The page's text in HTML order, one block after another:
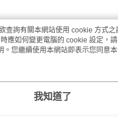
查詢有關本網站使用 cookie 方式之
應如何變更電腦的 cookie 設定，
。您繼續使用本網站即表示您同意
cookie。
我知道了